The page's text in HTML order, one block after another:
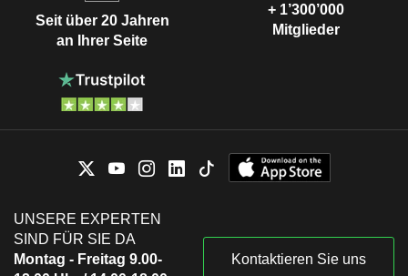
Seit über 20 Jahren
an Ihrer Seite
+ 1’300’000
Mitglieder
UNSERE EXPERTEN
SIND FÜR SIE DA
Montag - Freitag 9.00-
Kontaktieren Sie uns